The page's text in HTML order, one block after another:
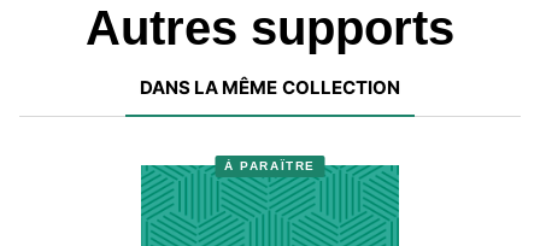
Autres supports
DANS LA MÊME COLLECTION
À PARAÎTRE